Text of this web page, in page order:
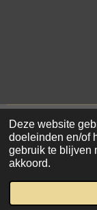
Deze website
doeleinden en/of
gebruik te blijven
akkoord.
© 2021 - 2026
Powered by